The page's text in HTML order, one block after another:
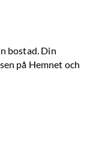
bostad. Din
på Hemnet och